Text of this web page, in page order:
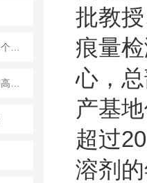
批教
痕量
心，
产基
超过
溶剂